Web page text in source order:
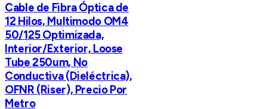
Cable de Fibra Óptica de
12 Hilos, Multimodo OM4
50/125 Optimizada,
Interior/Exterior, Loose
Tube 250um, No
Conductiva (Dieléctrica),
OFNR (Riser), Precio Por
Metro